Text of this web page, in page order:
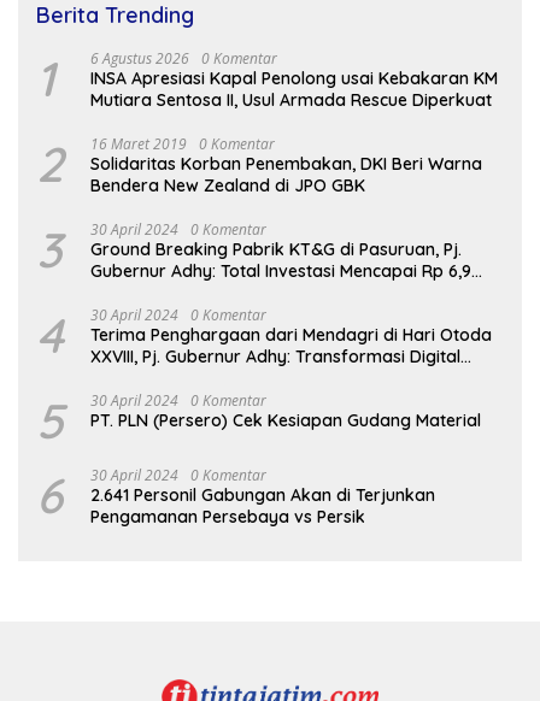
Berita Trending
1 6 Agustus 2026 0 Komentar
INSA Apresiasi Kapal Penolong usai Kebakaran KM
Mutiara Sentosa II, Usul Armada Rescue Diperkuat
2 16 Maret 2019 0 Komentar
Solidaritas Korban Penembakan, DKI Beri Warna
Bendera New Zealand di JPO GBK
3 30 April 2024 0 Komentar
Ground Breaking Pabrik KT&G di Pasuruan, Pj.
Gubernur Adhy: Total Investasi Mencapai Rp 6,9
4 30 April 2024 0 Komentar
Terima Penghargaan dari Mendagri di Hari Otoda
XXVIII, Pj. Gubernur Adhy: Transformasi Digital
Keberhasilan Jatim
5 30 April 2024 0 Komentar
PT. PLN (Persero) Cek Kesiapan Gudang Material
6 30 April 2024 0 Komentar
2.641 Personil Gabungan Akan di Terjunkan
Pengamanan Persebaya vs Persik